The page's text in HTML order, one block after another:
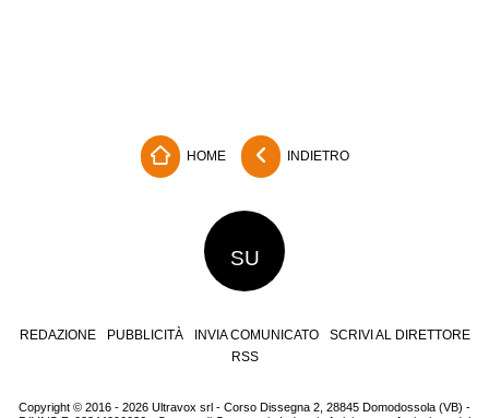
HOME INDIETRO
SU
REDAZIONE PUBBLICITÀ INVIA COMUNICATO
SCRIVI AL DIRETTORE
RSS
Copyright © 2016 - 2026 Ultravox srl - Corso Dissegna 2, 28845 Domodossola (VB) -